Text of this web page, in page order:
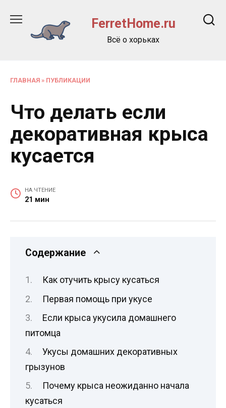
содержанию
FerretHome.ru
Всё о хорьках
ГЛАВНАЯ » ПУБЛИКАЦИИ
Что делать если
декоративная крыса
кусается
НА ЧТЕНИЕ
21 мин
Содержание
Как отучить крысу кусаться
Первая помощь при укусе
Если крыса укусила домашнего
питомца
Укусы домашних декоративных
грызунов
Почему крыса неожиданно начала
кусаться